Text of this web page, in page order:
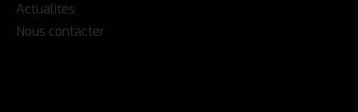
Actualités
Nous contacter